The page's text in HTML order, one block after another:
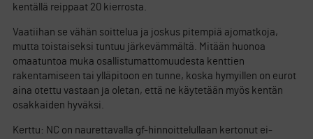
kentällä reippaat 20 kierrosta.
Vaatiihan se vähän soittelua ja joskus pitempiä ajomatkoja,
mutta toistaiseksi tuntuu järkevämmältä. Mitään huonoa
omaatuntoa muka osallistumattomuudesta kenttien
rakentamiseen tai ylläpitoon en tunne, koska hymyillen on eurot
aina otettu vastaan ja oletan, että ne käytetään myös kentän
osakkaiden hyväksi.
Kerttu: NC on naurettavalla gf-hinnoittelullaan kertonut ei-